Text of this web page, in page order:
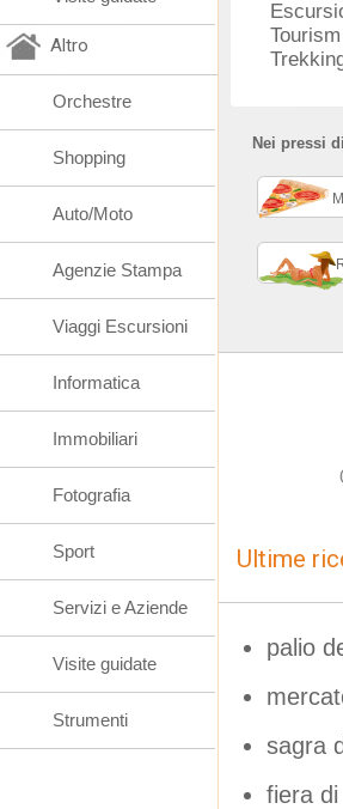
Nei pressi
Ultime
palio
sagra
fiera
Altro
Orchestre
Shopping
Auto/Moto
Agenzie Stampa
Viaggi Escursioni
Informatica
Immobiliari
Fotografia
Sport
Servizi e Aziende
Visite guidate
Strumenti